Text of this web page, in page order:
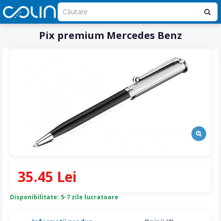
Pix premium Mercedes Benz
Disponibilitate: 5-7 zile lucratoare
35.45 Lei